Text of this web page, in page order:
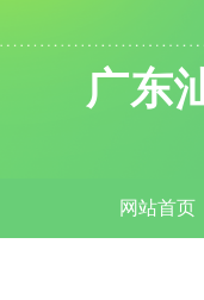
广东
网站首页